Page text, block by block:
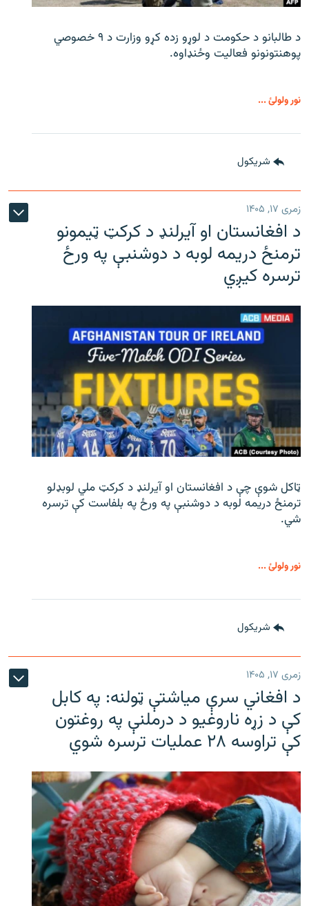
د طالبانو د حکومت د لوړو زده کړو وزارت د ۹ خصوصي
پوهنتونونو فعالیت وځنډاوه.
نور ولولئ ...
شريکول
زمری ۱۷, ۱۴۰۵
د افغانستان او آیرلنډ د کرکټ ټیمونو
ترمنځ دریمه لوبه د دوشنبې په ورځ
ترسره کیږي
ټاکل شوې چې د افغانستان او آیرلنډ د کرکټ ملي لوبډلو
ترمنځ دریمه لوبه د دوشنبې په ورځ په بلفاست کې ترسره
شي.
نور ولولئ ...
شريکول
زمری ۱۷, ۱۴۰۵
د افغاني سرې میاشتې ټولنه: په کابل
کې د زړه ناروغیو د درملنې په روغتون
کې تراوسه ۲۸ عملیات ترسره شوي